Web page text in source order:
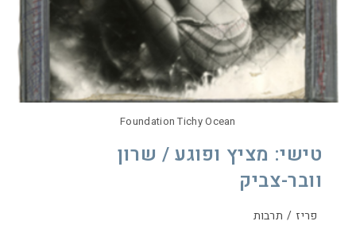
Foundation Tichy Ocean
טישי: מציץ ופוגע / שרון
וובר-צביק
פריז / תרבות